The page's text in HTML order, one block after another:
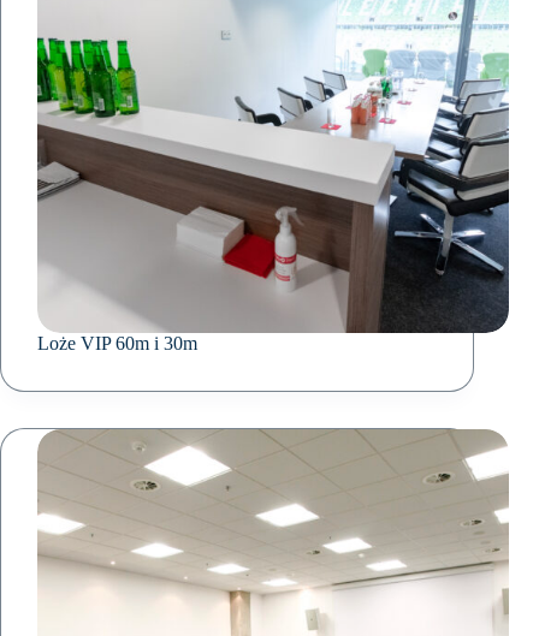
Loże VIP 60m i 30m